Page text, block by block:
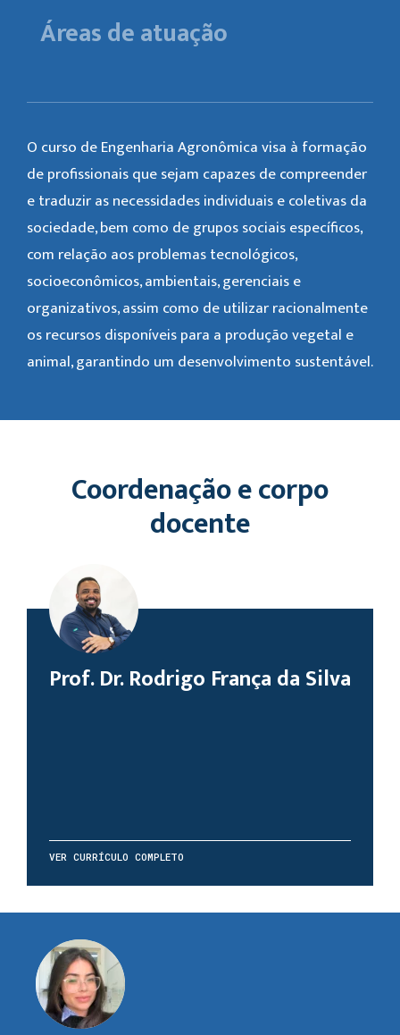
Áreas de atuação
O curso de Engenharia Agronômica visa à formação
de profissionais que sejam capazes de compreender
e traduzir as necessidades individuais e coletivas da
sociedade, bem como de grupos sociais específicos,
com relação aos problemas tecnológicos,
socioeconômicos, ambientais, gerenciais e
organizativos, assim como de utilizar racionalmente
os recursos disponíveis para a produção vegetal e
animal, garantindo um desenvolvimento sustentável.
Coordenação e corpo
docente
Prof. Dr. Rodrigo França da Silva
VER CURRÍCULO COMPLETO